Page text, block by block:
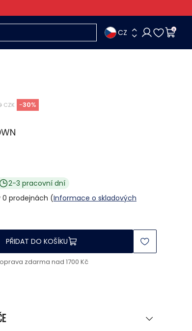
CZ 0
CZK -30%
2-3 pracovní dní
0 prodejnách (Informace o skladových
PŘIDAT DO KOŠÍKU
zdarma nad 1700 Kč